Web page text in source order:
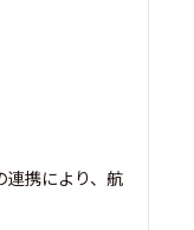
連携により、航